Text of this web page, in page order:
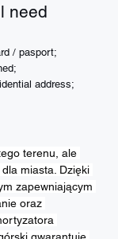
need
/ pasport;
address;
terenu, ale
miasta. Dzięki
zapewniającym
oraz